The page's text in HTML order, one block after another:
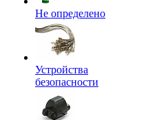
Не определено
Устройства
безопасности